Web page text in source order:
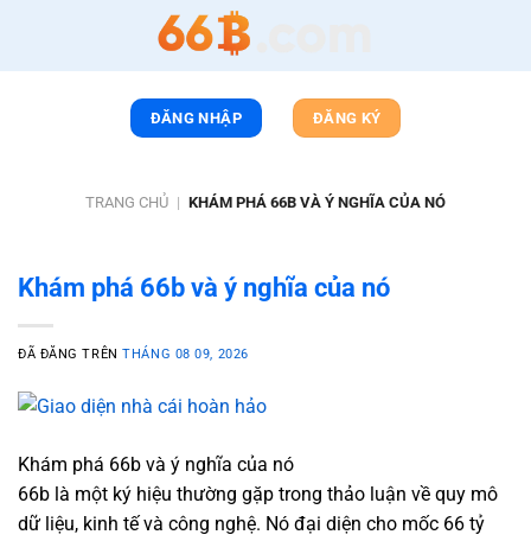
nội
ĐĂNG NHẬP ĐĂNG KÝ
TRANG CHỦ | KHÁM PHÁ 66B VÀ Ý NGHĨA CỦA NÓ
Khám phá 66b và ý nghĩa của nó
ĐÃ ĐĂNG TRÊNTHÁNG 08 09, 2026
Khám phá 66b và ý nghĩa của nó
66b là một ký hiệu thường gặp trong thảo luận về quy mô
dữ liệu, kinh tế và công nghệ. Nó đại diện cho mốc 66 tỷ